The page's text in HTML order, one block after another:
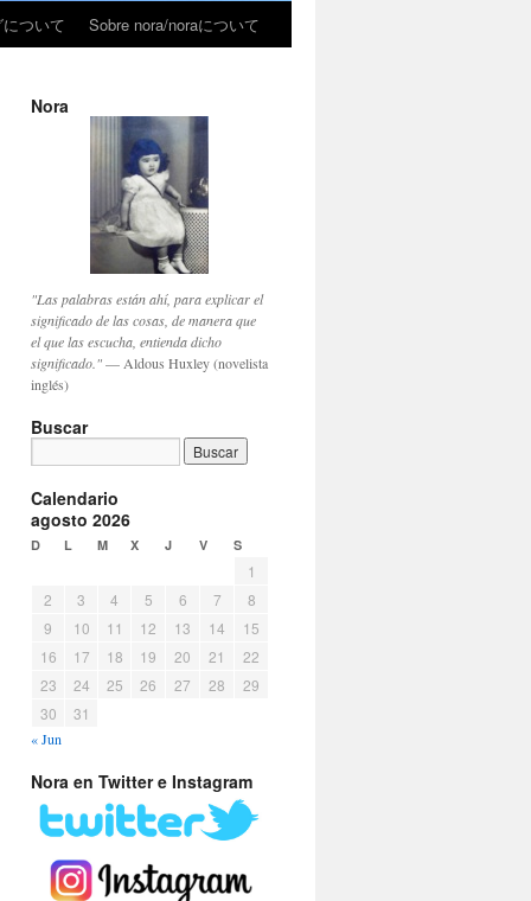
ついて Sobre nora/noraについて
Nora
"Las palabras están ahí, para explicar el
significado de las cosas, de manera que
el que las escucha, entienda dicho
significado."— Aldous Huxley (novelista
inglés)
Buscar
Calendario
agosto 2026
D L M X J V S
1
2
3 4 5 6 7
8
9
10 11 12 13 14
15
16
17 18 19 20 21
22
23
24 25 26 27 28
29
30
31
« Jun
Nora en Twitter e Instagram